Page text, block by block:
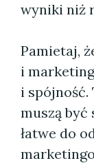
wyniki niż
Pamietaj,
i
i
muszą być
łatwe do